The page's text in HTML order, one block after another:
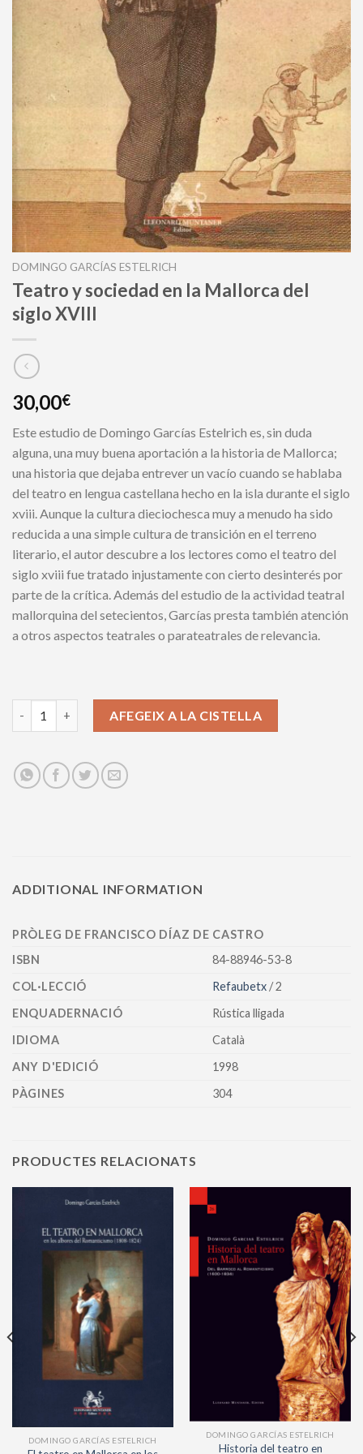
DOMINGO GARCÍAS ESTELRICH
Teatro y sociedad en la Mallorca del
siglo XVIII
30,00€
Este estudio de Domingo Garcías Estelrich es, sin duda
alguna, una muy buena aportación a la historia de Mallorca;
una historia que dejaba entrever un vacío cuando se hablaba
del teatro en lengua castellana hecho en la isla durante el siglo
xviii. Aunque la cultura dieciochesca muy a menudo ha sido
reducida a una simple cultura de transición en el terreno
literario, el autor descubre a los lectores como el teatro del
siglo xviii fue tratado injustamente con cierto desinterés por
parte de la crítica. Además del estudio de la actividad teatral
mallorquina del setecientos, Garcías presta también atención
a otros aspectos teatrales o parateatrales de relevancia.
Teatro y sociedad en la Mallorca del siglo XVIII quantity
AFEGEIX A LA CISTELLA
ADDITIONAL INFORMATION
PRÒLEG DE FRANCISCO DÍAZ DE CASTRO
ISBN
84-88946-53-8
COL·LECCIÓ
Refaubetx / 2
ENQUADERNACIÓ
Rústica lligada
IDIOMA
Català
ANY D'EDICIÓ
1998
PÀGINES
304
PRODUCTES RELACIONATS
DOMINGO GARCÍAS ESTELRICH
DOMINGO GARCÍAS ESTELRICH
Historia del teatro en